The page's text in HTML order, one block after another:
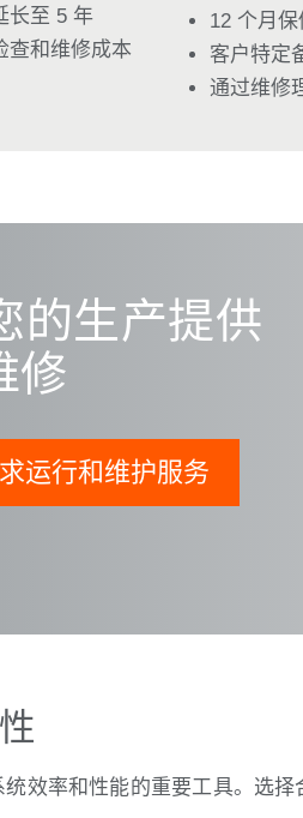
长至 5 年
查和维修成本
12 个月保
客户特定
通过维修
的生产提供
修
运行和维护服务
效率和性能的重要工具。选